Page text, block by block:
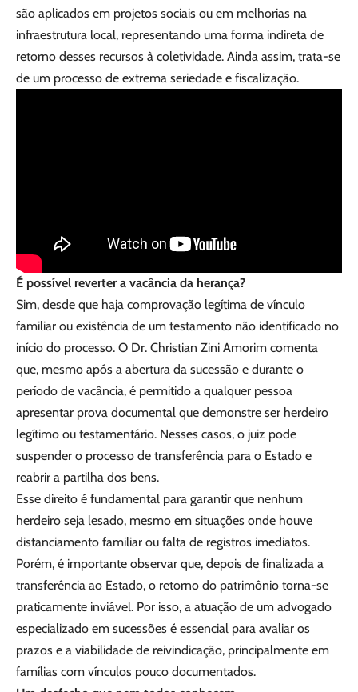
são aplicados em projetos sociais ou em melhorias na
infraestrutura local, representando uma forma indireta de
retorno desses recursos à coletividade. Ainda assim, trata-se
de um processo de extrema seriedade e fiscalização.
É possível reverter a vacância da herança?
Sim, desde que haja comprovação legítima de vínculo
familiar ou existência de um testamento não identificado no
início do processo. O Dr. Christian Zini Amorim comenta
que, mesmo após a abertura da sucessão e durante o
período de vacância, é permitido a qualquer pessoa
apresentar prova documental que demonstre ser herdeiro
legítimo ou testamentário. Nesses casos, o juiz pode
suspender o processo de transferência para o Estado e
reabrir a partilha dos bens.
Esse direito é fundamental para garantir que nenhum
herdeiro seja lesado, mesmo em situações onde houve
distanciamento familiar ou falta de registros imediatos.
Porém, é importante observar que, depois de finalizada a
transferência ao Estado, o retorno do patrimônio torna-se
praticamente inviável. Por isso, a atuação de um advogado
especializado em sucessões é essencial para avaliar os
prazos e a viabilidade de reivindicação, principalmente em
famílias com vínculos pouco documentados.